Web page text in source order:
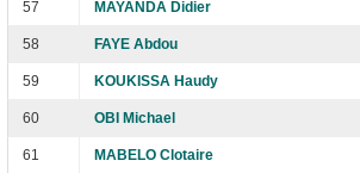
57 MAYANDA Didier
58 FAYE Abdou
59 KOUKISSA Haudy
60 OBI Michael
61 MABELO Clotaire